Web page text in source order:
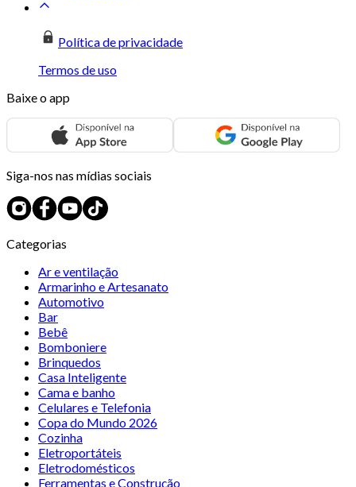
Política de privacidade
Termos de uso
Baixe o app
Siga-nos nas mídias sociais
Categorias
Ar e ventilação
Armarinho e Artesanato
Automotivo
Bar
Bebê
Bomboniere
Brinquedos
Casa Inteligente
Cama e banho
Celulares e Telefonia
Copa do Mundo 2026
Cozinha
Eletroportáteis
Eletrodomésticos
Ferramentas e Construção